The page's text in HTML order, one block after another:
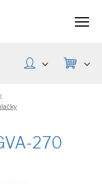
270